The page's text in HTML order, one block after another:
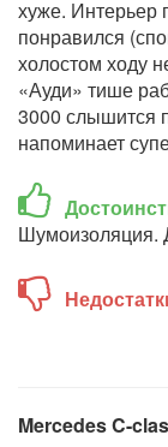
хуже. Интерьер
понравился
холостом ходу
«Ауди» тише
3000 слышится
напоминает
Шумоизоляция.
Mercedes C-